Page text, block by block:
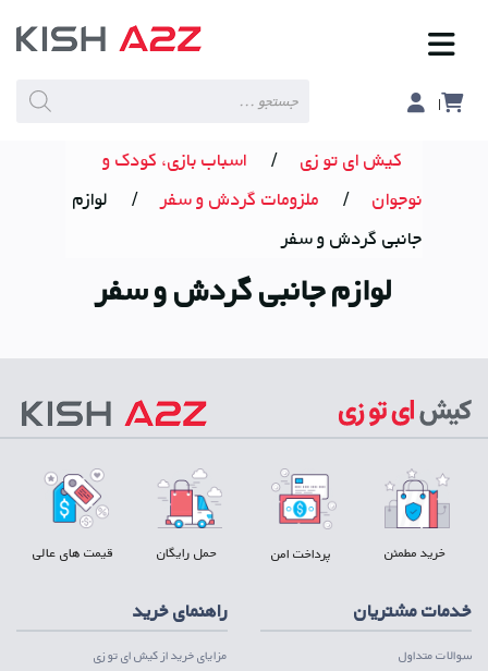
search
کیش ای تو زی /
اسباب بازی، کودک و
نوجوان
/ ملزومات گردش و سفر /
لوازم
جانبی گردش و سفر
لوازم جانبی گردش و سفر
خرید مطمئن پرداخت امن حمل رایگان قیمت های عالی
خدمات مشتریان
سوالات متداول
راهنمای خرید
مزایای خرید از کیش ای تو زی